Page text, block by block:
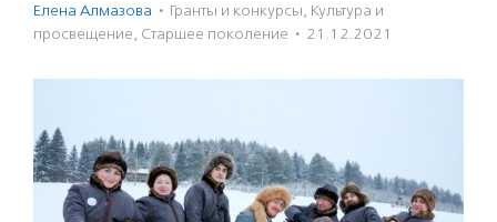
Елена Алмазова · Гранты и конкурсы, Культура и
просвещение, Старшее поколение · 21.12.2021